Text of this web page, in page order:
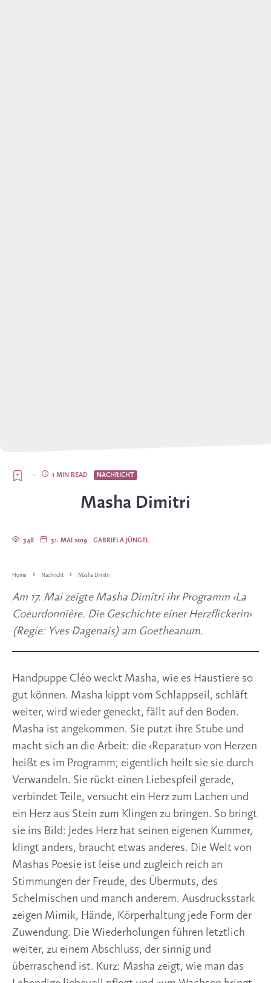
NACHRICHT
1 MIN READ
·
Masha Dimitri
GABRIELA JÜNGEL
31. MAI 2019
348
Home Nachricht Masha Dimitri
Am 17. Mai zeigte Masha Dimitri ihr Programm ‹La
Coeurdonnière. Die Geschichte einer Herzflickerin›
(Regie: Yves Dagenais) am Goetheanum.
Handpuppe Cléo weckt Masha, wie es Haustiere so
gut können. Masha kippt vom Schlappseil, schläft
weiter, wird wieder geneckt, fällt auf den Boden.
Masha ist angekommen. Sie putzt ihre Stube und
macht sich an die Arbeit: die ‹Reparatur› von Herzen
heißt es im Programm; eigentlich heilt sie sie durch
Verwandeln. Sie rückt einen Liebespfeil gerade,
verbindet Teile, versucht ein Herz zum Lachen und
ein Herz aus Stein zum Klingen zu bringen. So bringt
sie ins Bild: Jedes Herz hat seinen eigenen Kummer,
klingt anders, braucht etwas anderes. Die Welt von
Mashas Poesie ist leise und zugleich reich an
Stimmungen der Freude, des Übermuts, des
Schelmischen und manch anderem. Ausdrucksstark
zeigen Mimik, Hände, Körperhaltung jede Form der
Zuwendung. Die Wiederholungen führen letztlich
weiter, zu einem Abschluss, der sinnig und
überraschend ist. Kurz: Masha zeigt, wie man das